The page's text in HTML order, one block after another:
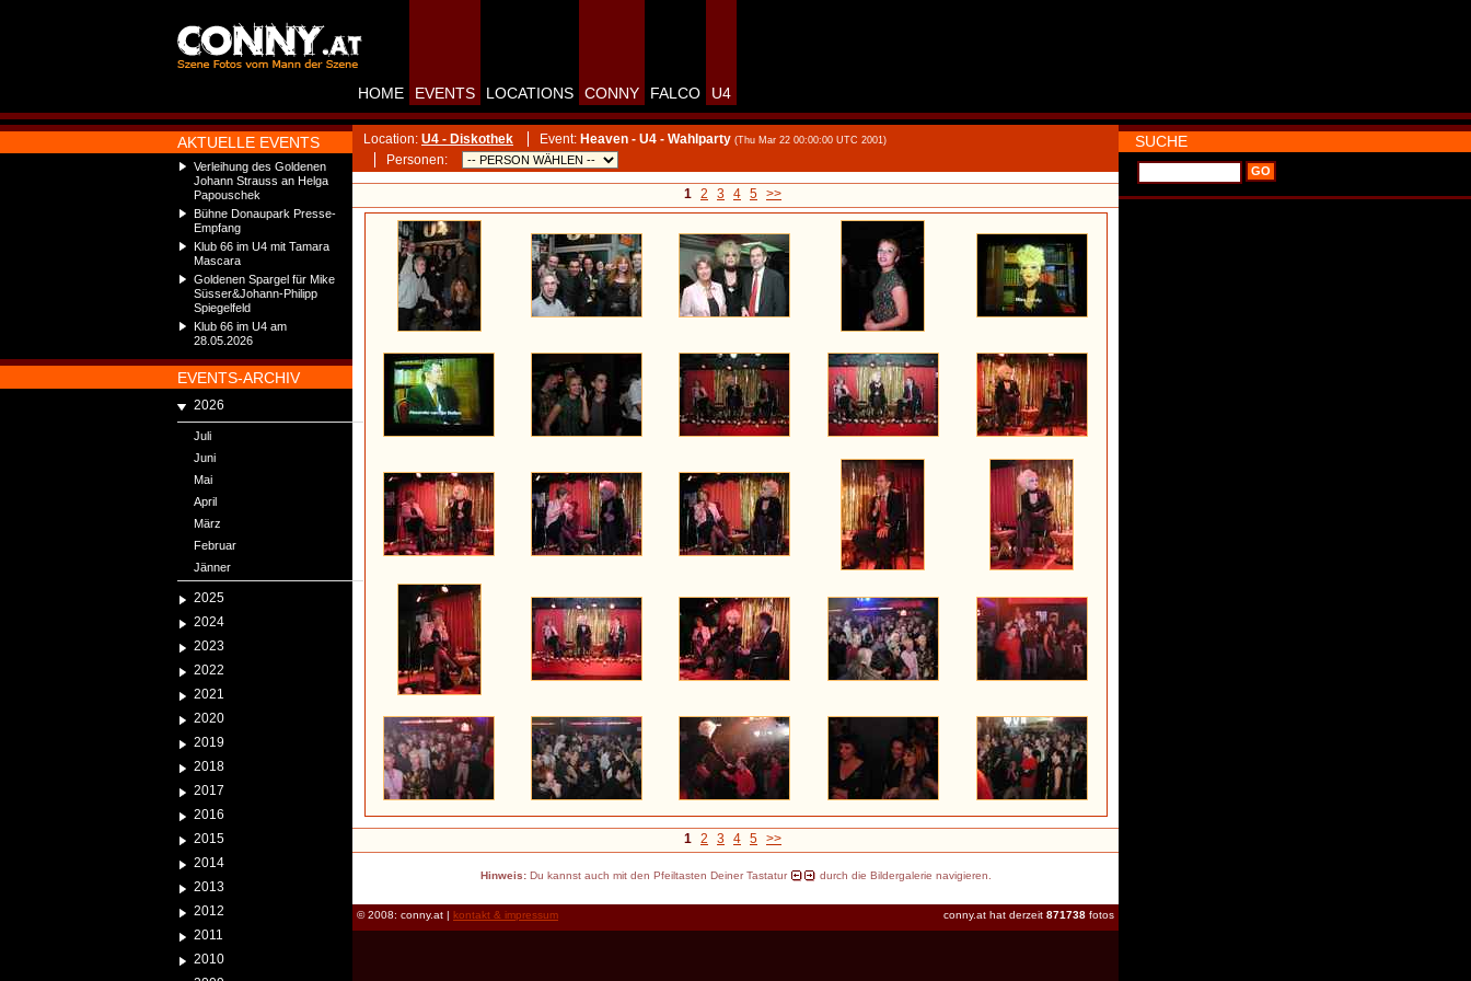
AKTUELLE EVENTS
Verleihung des Goldenen
Johann Strauss an Helga
Papouschek
Bühne Donaupark Presse-
Empfang
Klub 66 im U4 mit Tamara
Mascara
Goldenen Spargel für Mike
Süsser&Johann-Philipp
Spiegelfeld
Klub 66 im U4 am
28.05.2026
EVENTS-ARCHIV
2026
Juli
Juni
Mai
April
März
Februar
Jänner
2025
2024
2023
2022
2021
2020
2019
2018
2017
2016
2015
2014
2013
2012
2011
2010
HOME EVENTS LOCATIONS CONNY FALCO U4
Location: U4 - Diskothek Event: Heaven - U4 - Wahlparty (Thu Mar 22 00:00:00 UTC 2001)
Personen:
1 2 3 4 5 >>
1 2 3 4 5 >>
Hinweis:Du kannst auch mit den Pfeiltasten Deiner Tastatur durch die Bildergalerie navigieren.
conny.at hat derzeit 871738 fotos
© 2008: conny.at | kontakt & impressum
SUCHE